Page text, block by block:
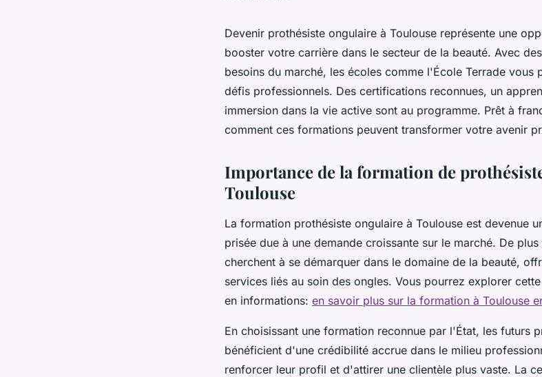
Formation prothésiste ongulaire à
toulouse : boostez votre carrière
Devenir prothésiste ongulaire à Toulouse représente une
booster votre carrière dans le secteur de la beauté. Avec
besoins du marché, les écoles comme l'École Terrade vous
défis professionnels. Des certifications reconnues, un
immersion dans la vie active sont au programme. Prêt à
comment ces formations peuvent transformer votre avenir
Importance de la formation de
Toulouse
La formation prothésiste ongulaire à Toulouse est devenue
prisée due à une demande croissante sur le marché. De
cherchent à se démarquer dans le domaine de la beauté,
services liés au soin des ongles. Vous pourrez explorer
en informations: en savoir plus sur la formation à Toulouse
En choisissant une formation reconnue par l'État, les futurs
bénéficient d'une crédibilité accrue dans le milieu
renforcer leur profil et d'attirer une clientèle plus vaste. La